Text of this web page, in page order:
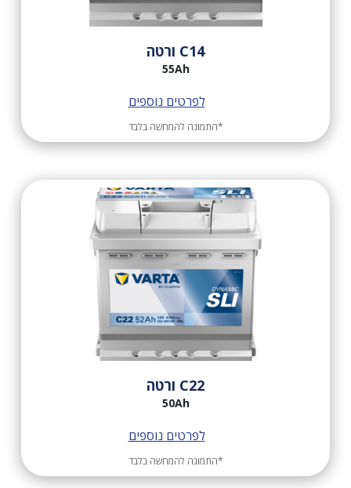
C14 ורטה
לפרטים נוספים
*התמונה להמחשה בלבד
55Ah
C22 ורטה
לפרטים נוספים
*התמונה להמחשה בלבד
50Ah